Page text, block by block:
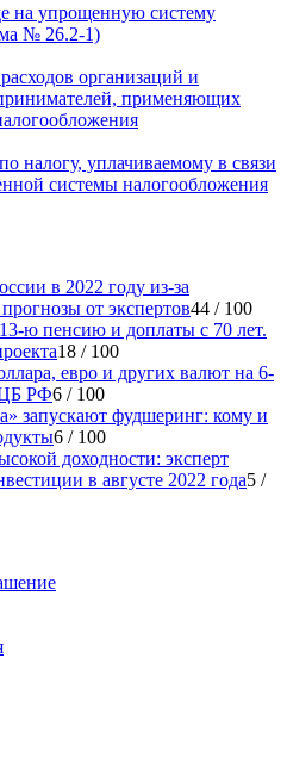
на упрощенную систему
№ 26.2-1)
организаций и
применяющих
налогу, уплачиваемому в связи
системы налогообложения
в 2022 году из-за
от экспертов44 / 100
ю пенсию и доплаты с 70 лет.
18 / 100
евро и других валют на 6-
ЦБ РФ6 / 100
запускают фудшеринг: кому и
6 / 100
доходности: эксперт
в августе 2022 года5 /